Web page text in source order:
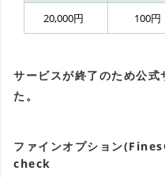
20,000円
100円
サービスが終了のため公
た。
ファインオプション
check